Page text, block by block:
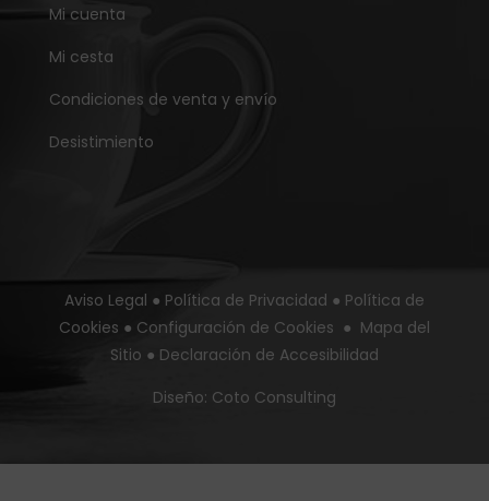
Mi cuenta
Mi cesta
Condiciones de venta y envío
Desistimiento
Aviso Legal ● Política de Privacidad ● Política de
Cookies ● Configuración de Cookies ● Mapa del
Sitio ● Declaración de Accesibilidad
Diseño: Coto Consulting